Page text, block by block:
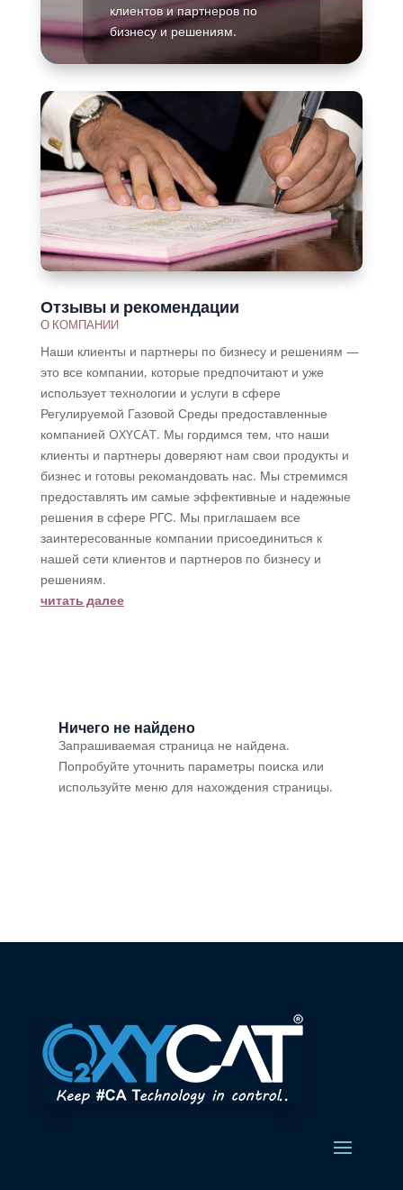
клиентов и партнеров по
бизнесу и решениям.
Подробнее
Отзывы и рекомендации
О КОМПАНИИ
Наши клиенты и партнеры по бизнесу и решениям —
это все компании, которые предпочитают и уже
использует технологии и услуги в сфере
Регулируемой Газовой Среды предоставленные
компанией OXYCAT. Мы гордимся тем, что наши
клиенты и партнеры доверяют нам свои продукты и
бизнес и готовы рекомандовать нас. Мы стремимся
предоставлять им самые эффективные и надежные
решения в сфере РГС. Мы приглашаем все
заинтересованные компании присоединиться к
нашей сети клиентов и партнеров по бизнесу и
решениям.
читать далее
Ничего не найдено
Запрашиваемая страница не найдена.
Попробуйте уточнить параметры поиска или
используйте меню для нахождения страницы.